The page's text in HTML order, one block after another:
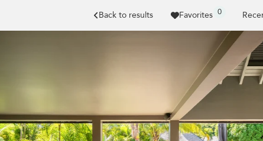
Back to results Favorites 0